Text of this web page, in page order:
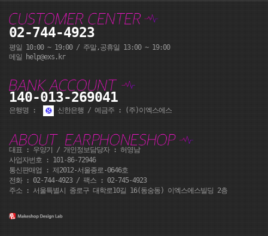
02-744-4923
평일 10:00 ~ 19:00 / 주말,공휴일 13:00 ~ 19:00
메일 help@exs.kr
140-013-269041
은행명 : 신한은행 / 예금주 : (주)이엑스에스
대표 : 우양기 / 개인정보담당자 : 허영남
사업자번호 : 101-86-72946
통신판매업 : 제2012-서울종로-0646호
전화 :02-744-4923/ 팩스 : 02-745-4923
주소 : 서울특별시 종로구 대학로10길 16(동숭동) 이엑스에스빌딩 2층